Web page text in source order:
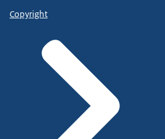
Copyright